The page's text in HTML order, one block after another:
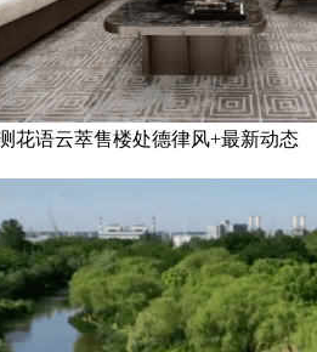
花语云萃售楼处德律风+最新动态